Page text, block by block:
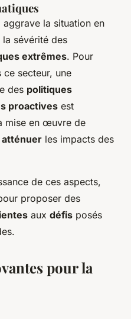
aggrave la situation en
sévérité des
extrêmes. Pour
secteur, une
des politiques
proactives est
mise en œuvre de
atténuer les impacts des
de ces aspects,
proposer des
aux défis posés
pour la